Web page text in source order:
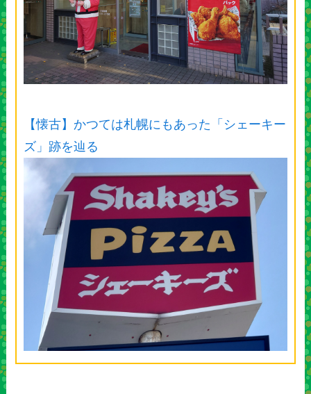
【懐古】かつては札幌にもあった「シェーキー
ズ」跡を辿る